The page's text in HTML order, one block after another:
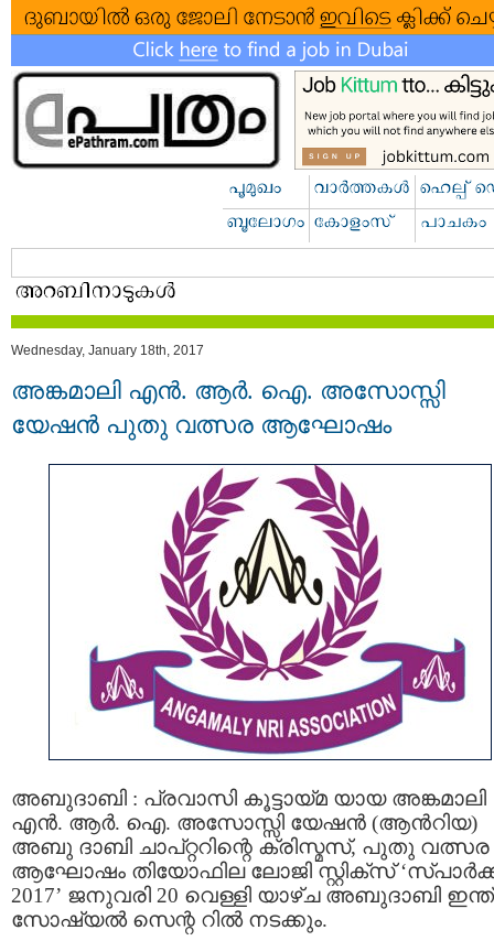
Wednesday, January 18th, 2017
അങ്കമാലി എൻ. ആർ. ഐ. അസോസ്സി
യേഷന്‍ പുതു വത്സര ആഘോഷം
അബുദാബി : പ്രവാസി കൂട്ടായ്മ യായ അങ്കമാലി
എൻ. ആർ. ഐ. അസോസ്സി യേഷൻ (ആൻറിയ)
അബു ദാബി ചാപ്റ്ററിന്റെ ക്രിസ്മസ്, പുതു വത്സര
ആഘോഷം തിയോഫില ലോജി സ്റ്റിക്സ്
2017’ ജനുവരി 20 വെള്ളി യാഴ്ച അബുദാബി
സോഷ്യൽ സെന്റ റിൽ നടക്കും.